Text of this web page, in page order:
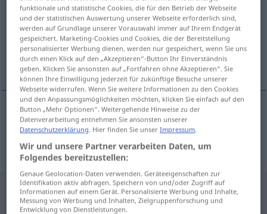
Übersicht aller Übersetzungen
(Für mehr Details die Übersetzung anklicken/antippen)
Affekt
Affektm afekt
funktionale und statistische Cookies, die für den Betrieb der Webseite
und der statistischen Auswertung unserer Webseite erforderlich sind,
werden auf Grundlage unserer Vorauswahl immer auf Ihrem Endgerät
gespeichert. Marketing-Cookies und Cookies, die der Bereitstellung
personalisierter Werbung dienen, werden nur gespeichert, wenn Sie uns
durch einen Klick auf den „Akzeptieren“-Button Ihr Einverständnis
geben. Klicken Sie ansonsten auf „Fortfahren ohne Akzeptieren“. Sie
können Ihre Einwilligung jederzeit für zukünftige Besuche unserer
Webseite widerrufen. Wenn Sie weitere Informationen zu den Cookies
und den Anpassungsmöglichkeiten möchten, klicken Sie einfach auf den
Button „Mehr Optionen“. Weitergehende Hinweise zu der
Datenverarbeitung entnehmen Sie ansonsten unserer
Datenschutzerklärung . Hier finden Sie unserImpressum
Wir und unsere Partner verarbeiten Daten, um
Folgendes bereitzustellen:
Genaue Geolocation-Daten verwenden. Geräteeigenschaften zur
Identifikation aktiv abfragen. Speichern von und/oder Zugriff auf
Informationen auf einem Gerät. Personalisierte Werbung und Inhalte,
Messung von Werbung und Inhalten, Zielgruppenforschung und
Entwicklung von Dienstleistungen.